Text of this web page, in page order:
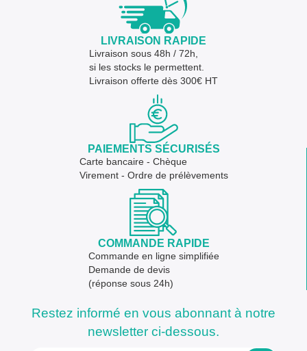
LIVRAISON RAPIDE
Livraison sous 48h / 72h,
si les stocks le permettent.
Livraison offerte dès 300€ HT
PAIEMENTS SÉCURISÉS
Carte bancaire - Chèque
Virement - Ordre de prélèvements
COMMANDE RAPIDE
Commande en ligne simplifiée
Demande de devis
(réponse sous 24h)
Restez informé en vous abonnant à notre
newsletter ci-dessous.